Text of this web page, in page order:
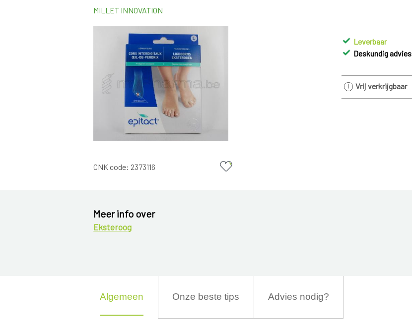
MILLET INNOVATION
CNK code: 2373116
Leverbaar
Deskundig advies
Vrij verkrijgbaar
Meer info over
Eksteroog
Algemeen Onze beste tips Advies nodig?